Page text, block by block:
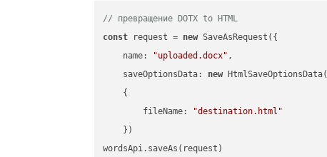
// превращение DOTX to HTML
const request = new SaveAsRequest({
name: "uploaded.docx" ,
saveOptionsData: new HtmlSaveOptionsData(
    {
fileName:
"destination.html"
    })
wordsApi.saveAs(request)